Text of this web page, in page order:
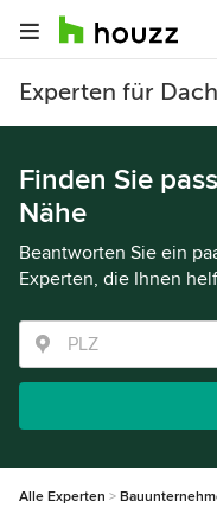
Experten für
Finden Sie
Nähe
Beantworten Sie ein
Experten, die Ihnen
Alle Experten